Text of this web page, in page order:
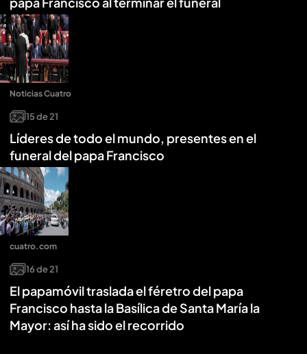
15de21
Líderes de todo el mundo, presentes en el
funeral del papa Francisco
Noticias Cuatro
16de21
El papamóvil traslada el féretro del papa
Francisco hasta la Basílica de Santa María la
Mayor: así ha sido el recorrido
cuatro.com